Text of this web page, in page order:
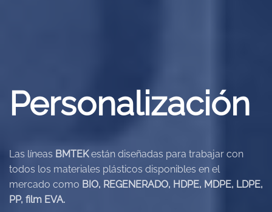
Personalización
Las líneas BMTEKestán diseñadas para trabajar con
todos los materiales plásticos disponibles en el
mercado como BIO, REGENERADO, HDPE, MDPE, LDPE,
PP, film EVA.